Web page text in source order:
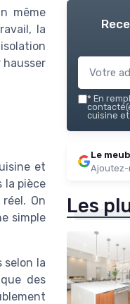
même
la
hausser
et
la pièce
On
simple
selon la
des
* En
cuisine
Le
Ajoutez-
Les